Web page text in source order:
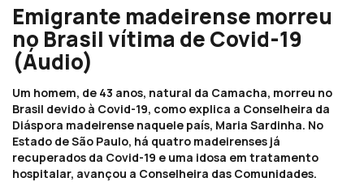
Emigrante madeirense morreu
no Brasil vítima de Covid-19
(Áudio)
Um homem, de 43 anos, natural da Camacha, morreu no
Brasil devido à Covid-19, como explica a Conselheira da
Diáspora madeirense naquele país, Maria Sardinha. No
Estado de São Paulo, há quatro madeirenses já
recuperados da Covid-19 e uma idosa em tratamento
hospitalar, avançou a Conselheira das Comunidades.